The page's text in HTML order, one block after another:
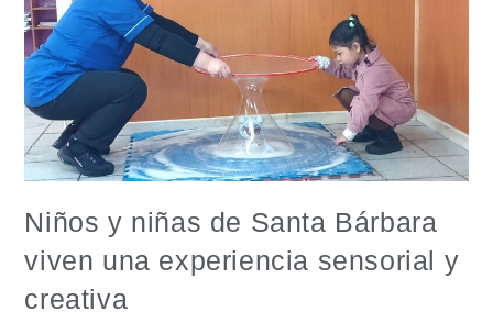
Niños y niñas de Santa Bárbara
viven una experiencia sensorial y
creativa